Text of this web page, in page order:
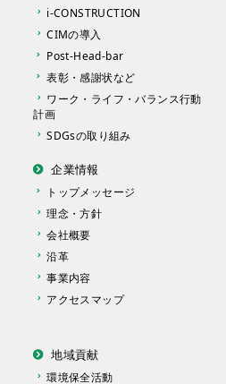
i-CONSTRUCTION
CIMの導入
Post-Head-bar
表彰・感謝状など
ワーク・ライフ・バランス行動
計画
SDGsの取り組み
企業情報
トップメッセージ
理念・方針
会社概要
沿革
事業内容
アクセスマップ
地域貢献
環境保全活動